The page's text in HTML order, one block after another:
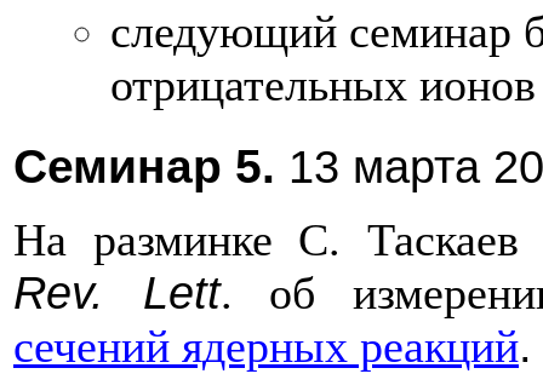
следующий семинар
отрицательных
Семинар 5. 13 марта
На разминке С.
Rev. Lett. об
сечений ядерных реакций.